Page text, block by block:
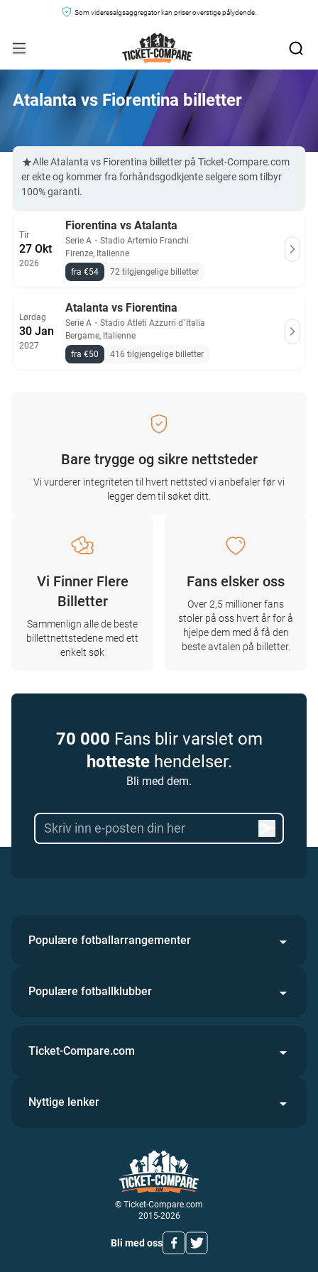
Som videresalgsaggregator kan priser overstige pålydende.
Atalanta vs Fiorentina billetter
Alle Atalanta vs Fiorentina billetter på Ticket-Compare.com
er ekte og kommer fra forhåndsgodkjente selgere som tilbyr
100% garanti.
Tir
27 Okt
2026
Fiorentina vs Atalanta
Serie A ・ Stadio Artemio Franchi
Firenze, Italienne
fra €54
72 tilgjengelige billetter
Lørdag
30 Jan
2027
Atalanta vs Fiorentina
Serie A ・ Stadio Atleti Azzurri d`Italia
Bergame, Italienne
fra €50
416 tilgjengelige billetter
Bare trygge og sikre nettsteder
Vi vurderer integriteten til hvert nettsted vi anbefaler før vi
legger dem til søket ditt.
Vi Finner Flere
Billetter
Sammenlign alle de beste
billettnettstedene med ett
enkelt søk
Fans elsker oss
Over 2,5 millioner fans
stoler på oss hvert år for å
hjelpe dem med å få den
beste avtalen på billetter.
70 000 Fans blir varslet om
hottestehendelser.
Bli med dem.
Populære fotballarrangementer
Populære fotballklubber
© Ticket-Compare.com
2015-2026
Bli med oss
Ticket-Compare.com
Nyttige lenker